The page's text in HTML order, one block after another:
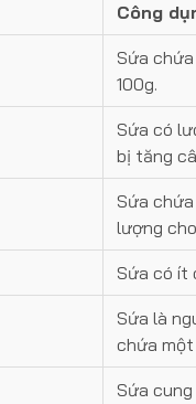
Công
Sứa
100g.
Sứa có
bị tăng
Sứa
lượng
Sứa có ít
Sứa là
chứa một
Sứa